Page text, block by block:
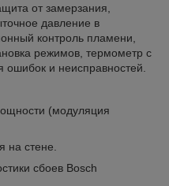
от замерзания,
давление в
контроль пламени,
режимов, термометр с
и неисправностей.
(модуляция
на стене.
сбоев Bosch